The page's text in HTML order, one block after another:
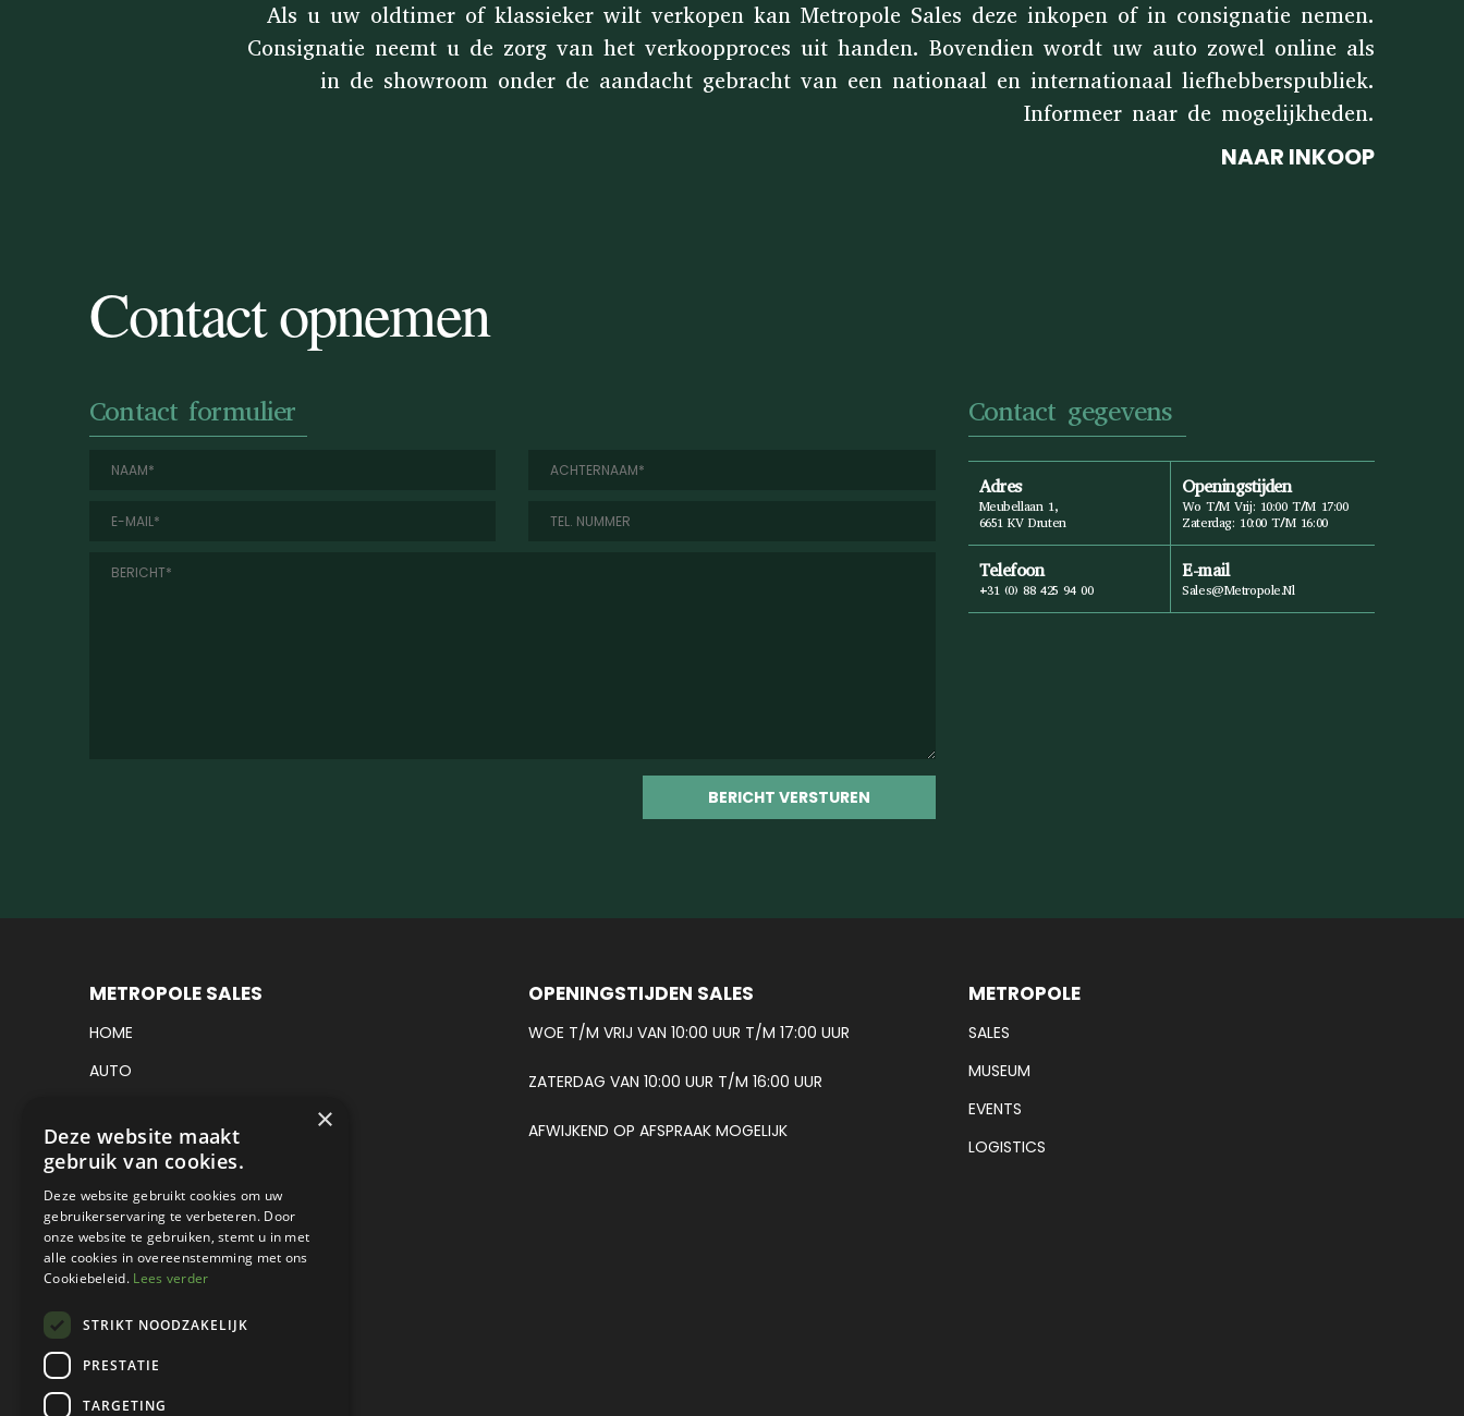
Als u uw oldtimer of klassieker wilt verkopen kan Metropole Sales deze inkopen of in consignatie nemen.
Consignatie neemt u de zorg van het verkoopproces uit handen. Bovendien wordt uw auto zowel online als
in de showroom onder de aandacht gebracht van een nationaal en internationaal liefhebberspubliek.
Informeer naar de mogelijkheden.
NAAR INKOOP
Contact opnemen
Contact formulier Contact gegevens
Adres
Meubellaan 1,
6651 KV Druten
Openingstijden
Wo T/m Vrij: 10:00 T/m 17:00
Zaterdag: 10:00 T/m 16:00
Telefoon
+31 (0) 88 425 94 00
E-mail
Sales@metropole.nl
METROPOLE SALES
HOME
AUTO
VERKOCHT
DETAILING
WERKPLAATS EN RESTAURATIE
PARTS
CONTACT
OPENINGSTIJDEN SALES
WOE T/M VRIJ VAN 10:00 UUR T/M 17:00 UUR
ZATERDAG VAN 10:00 UUR T/M 16:00 UUR
AFWIJKEND OP AFSPRAAK MOGELIJK
METROPOLE
SALES
MUSEUM
EVENTS
LOGISTICS
×
Deze website maakt
gebruik van cookies.
Deze website gebruikt cookies om uw
gebruikerservaring te verbeteren. Door
onze website te gebruiken, stemt u in met
alle cookies in overeenstemming met ons
Cookiebeleid. Lees verder
STRIKT NOODZAKELIJK
PRESTATIE
TARGETING